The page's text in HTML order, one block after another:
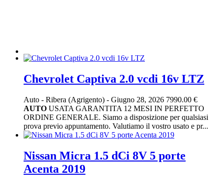
Chevrolet Captiva 2.0 vcdi 16v LTZ
Auto - Ribera (Agrigento) - Giugno 28, 2026 7990.00 €
AUTO USATA GARANTITA 12 MESI IN PERFETTO
ORDINE GENERALE. Siamo a disposizione per qualsiasi
prova previo appuntamento. Valutiamo il vostro usato e pr...
Nissan Micra 1.5 dCi 8V 5 porte
Acenta 2019